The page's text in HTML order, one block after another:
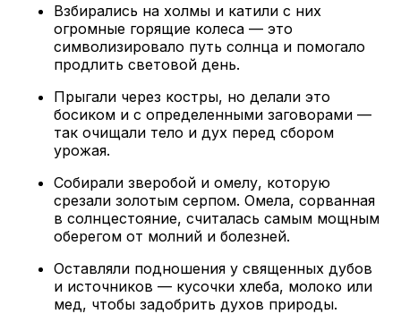
Взбирались на холмы и катили с них
огромные горящие колеса — это
символизировало путь солнца и помогало
продлить световой день.
Прыгали через костры, но делали это
босиком и с определенными заговорами —
так очищали тело и дух перед сбором
урожая.
Собирали зверобой и омелу, которую
срезали золотым серпом. Омела, сорванная
в солнцестояние, считалась самым мощным
оберегом от молний и болезней.
Оставляли подношения у священных дубов
и источников — кусочки хлеба, молоко или
мед, чтобы задобрить духов природы.